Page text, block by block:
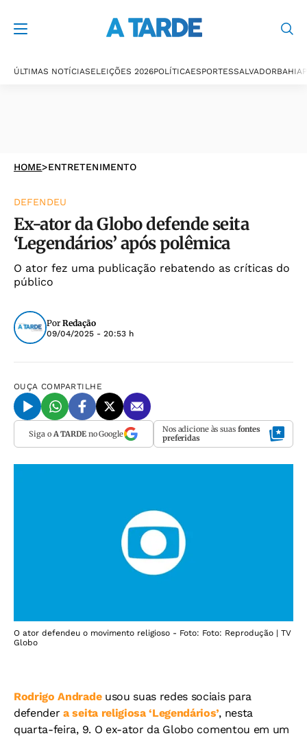
ÚLTIMAS NOTÍCIASELEIÇÕES 2026POLÍTICAESPORTESSALVADORBAHIA
HOME>ENTRETENIMENTO
DEFENDEU
Ex-ator da Globo defende seita
‘Legendários’ após polêmica
O ator fez uma publicação rebatendo as críticas do
público
Por Redação
09/04/2025 - 20:53 h
OUÇA COMPARTILHE
Siga o A TARDEno Google Nos adicione às suas fontes
preferidas
O ator defendeu o movimento religioso - Foto: Foto: Reprodução | TV
Globo
Rodrigo Andradeusou suas redes sociais para
defender a seita religiosa ‘Legendários’, nesta
quarta-feira, 9. O ex-ator da Globo comentou em um